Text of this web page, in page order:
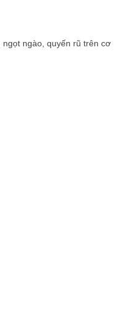
ngào, quyến rũ trên cơ